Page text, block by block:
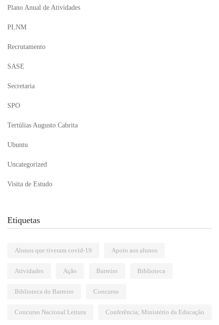
Plano Anual de Atividades
PLNM
Recrutamento
SASE
Secretaria
SPO
Tertúlias Augusto Cabrita
Ubuntu
Uncategorized
Visita de Estudo
Etiquetas
Alunos que tiveram covid-19 Apoio aos alunos
Atividades Ação Barreiro Biblioteca
Biblioteca do Barreiro Concurso
Concurso Nacional Leitura Conferência; Ministério da Educação